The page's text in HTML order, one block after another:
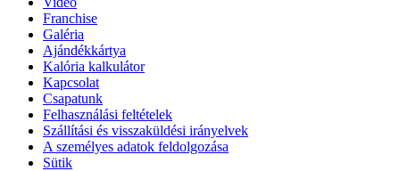
Franchise
Galéria
Ajándékkártya
Kalória kalkulátor
Kapcsolat
Csapatunk
Felhasználási feltételek
Szállítási és visszaküldési irányelvek
A személyes adatok feldolgozása
Sütik